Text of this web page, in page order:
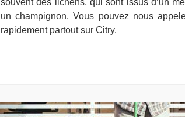
souvent des lichens, qui sont issus d’un
un champignon. Vous pouvez nous
rapidement partout sur Citry.